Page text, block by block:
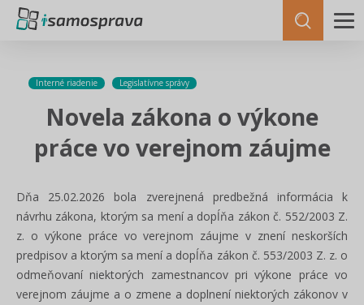
Interné riadenie Legislatívne správy
Novela zákona o výkone
práce vo verejnom záujme
Dňa 25.02.2026 bola zverejnená predbežná informácia k
návrhu zákona, ktorým sa mení a dopĺňa zákon č. 552/2003 Z.
z. o výkone práce vo verejnom záujme v znení neskorších
predpisov a ktorým sa mení a dopĺňa zákon č. 553/2003 Z. z. o
odmeňovaní niektorých zamestnancov pri výkone práce vo
verejnom záujme a o zmene a doplnení niektorých zákonov v